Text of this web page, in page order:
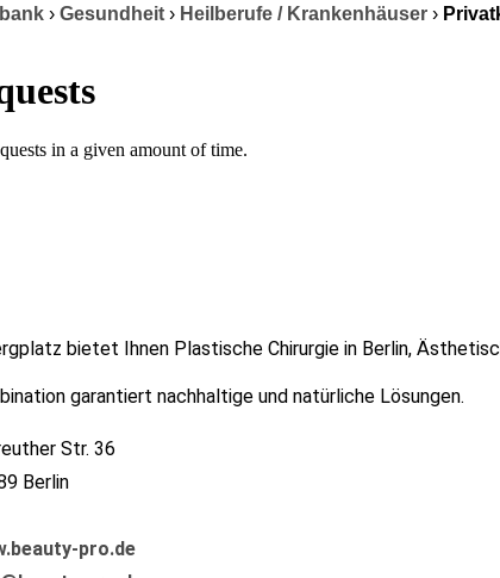
› Gesundheit › Heilberufe / Krankenhäuser ›
bietet Ihnen Plastische Chirurgie in Berlin,
garantiert nachhaltige und natürliche Lösungen.
Str. 36
Berlin
pro.de